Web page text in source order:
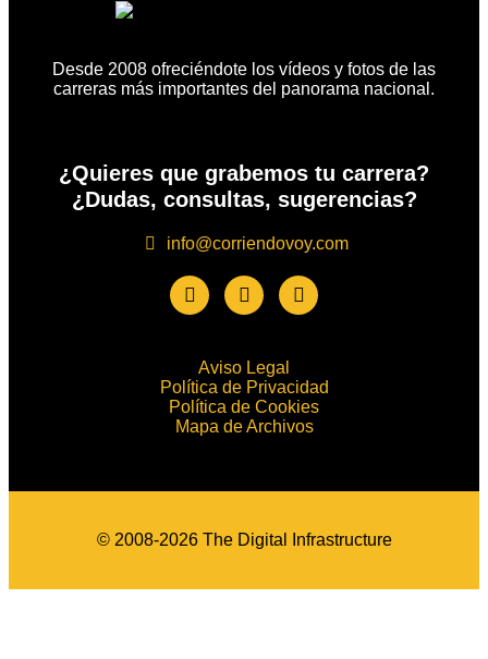
Desde 2008 ofreciéndote los vídeos y fotos de las
carreras más importantes del panorama nacional.
¿Quieres que grabemos tu carrera?
¿Dudas, consultas, sugerencias?
info@corriendovoy.com
Aviso Legal
Política de Privacidad
Política de Cookies
Mapa de Archivos
© 2008-2026 The Digital Infrastructure